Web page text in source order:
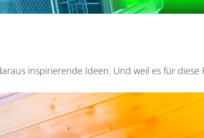
inspirierende Ideen. Und weil es für